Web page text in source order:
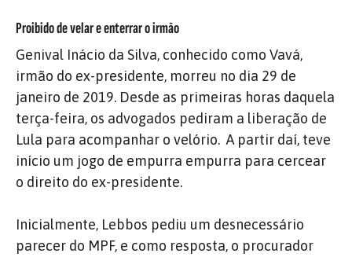
Proibido de velar e enterrar o irmão
Genival Inácio da Silva, conhecido como Vavá,
irmão do ex-presidente, morreu no dia 29 de
janeiro de 2019. Desde as primeiras horas daquela
terça-feira, os advogados pediram a liberação de
Lula para acompanhar o velório. A partir daí, teve
início um jogo de empurra empurra para cercear
o direito do ex-presidente.
Inicialmente, Lebbos pediu um desnecessário
parecer do MPF, e como resposta, o procurador